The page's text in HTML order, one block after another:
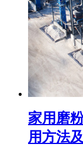
家用磨
用方法